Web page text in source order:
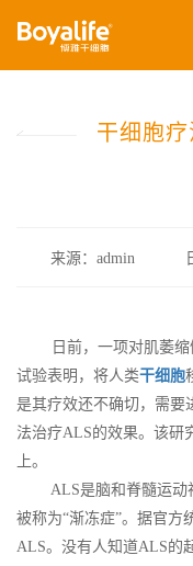
首页 什么是干细胞
干细胞疗法治疗“渐冻症”
干细胞
来源：admin
日前，一项对肌萎缩
试验表明，将人类干细胞
是其疗效还不确切，需要
法治疗ALS的效果。该研
上。
ALS是脑和脊髓运动神
被称为“渐冻症”。据官方
ALS。没有人知道ALS的